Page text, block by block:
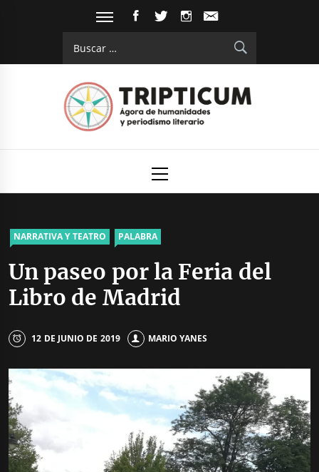
FACEBOOKTWITTERINSTAGRAM
principal
NARRATIVA Y TEATRO PALABRA
Un paseo por la Feria del
Libro de Madrid
12 DE JUNIO DE 2019 MARIO YANES